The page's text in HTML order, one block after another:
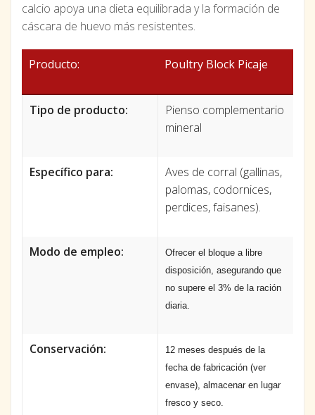
calcio apoya una dieta equilibrada y la formación de
cáscara de huevo más resistentes.
Producto: Poultry Block Picaje
Tipo de producto:
Pienso complementario
mineral
Específico para:
Aves de corral (gallinas,
palomas, codornices,
perdices, faisanes).
Modo de empleo:
Ofrecer el bloque a libre
disposición, asegurando que
no supere el 3% de la ración
diaria.
Conservación:
12 meses después de la
fecha de fabricación (ver
envase), almacenar en lugar
fresco y seco.